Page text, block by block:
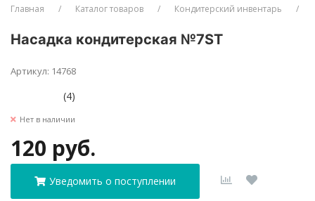
Главная Каталог товаров Кондитерский инвентарь
Насадка кондитерская №7ST
Артикул: 14768
(4)
Нет в наличии
120 руб.
Уведомить о поступлении